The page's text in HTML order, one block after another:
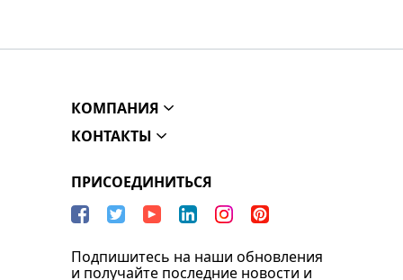
КОМПАНИЯ
КОНТАКТЫ
ПРИСОЕДИНИТЬСЯ
Подпишитесь на наши обновления
и получайте последние новости и